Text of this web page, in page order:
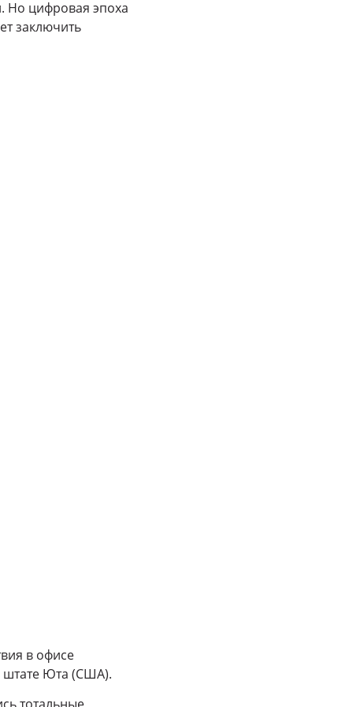
Но цифровая эпоха
заключить
в офисе
штате Юта (США).